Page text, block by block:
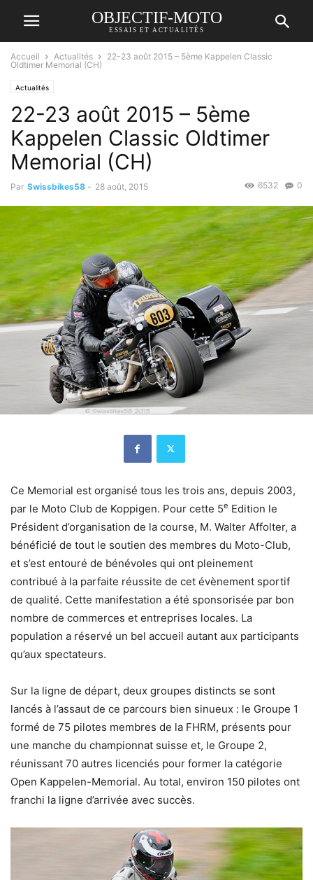
OBJECTIF-MOTO
ESSAIS ET ACTUALITÉS
Accueil Actualités
22-23 août 2015 – 5ème Kappelen Classic
Oldtimer Memorial (CH)
Actualités
22-23 août 2015 – 5ème
Kappelen Classic Oldtimer
Memorial (CH)
Par Swissbikes58 - 28 août, 2015 0
6532
Ce Memorial est organisé tous les trois ans, depuis 2003,
par le Moto Club de Koppigen. Pour cette 5e Edition le
Président d’organisation de la course, M. Walter Affolter, a
bénéficié de tout le soutien des membres du Moto-Club,
et s’est entouré de bénévoles qui ont pleinement
contribué à la parfaite réussite de cet évènement sportif
de qualité. Cette manifestation a été sponsorisée par bon
nombre de commerces et entreprises locales. La
population a réservé un bel accueil autant aux participants
qu’aux spectateurs.
Sur la ligne de départ, deux groupes distincts se sont
lancés à l’assaut de ce parcours bien sinueux : le Groupe 1
formé de 75 pilotes membres de la FHRM, présents pour
une manche du championnat suisse et, le Groupe 2,
réunissant 70 autres licenciés pour former la catégorie
Open Kappelen-Memorial. Au total, environ 150 pilotes ont
franchi la ligne d’arrivée avec succès.